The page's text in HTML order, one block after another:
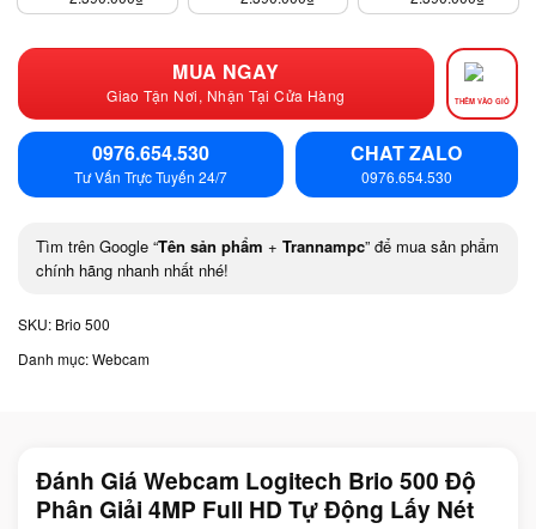
MUA NGAY
Giao Tận Nơi, Nhận Tại Cửa Hàng THÊM VÀO GIỎ
0976.654.530
Tư Vấn Trực Tuyến 24/7
CHAT ZALO
0976.654.530
Tìm trên Google “Tên sản phẩm + Trannampc” để mua sản phẩm
chính hãng nhanh nhất nhé!
SKU: Brio 500
Danh mục:Webcam
Đánh Giá Webcam Logitech Brio 500 Độ
Phân Giải 4MP Full HD Tự Động Lấy Nét